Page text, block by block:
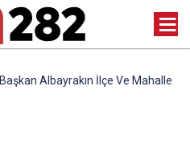
Başkan Albayrakın İlçe Ve Mahalle